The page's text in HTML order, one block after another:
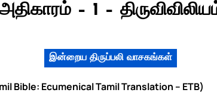
– 1 –
இன்றைய திருப்பலி வாசகங்கள்
Bible: Ecumenical Tamil Translation – ETB)